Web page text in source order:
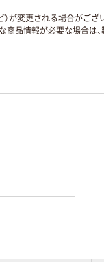
が変更される場合がご
品情報が必要な場合は、